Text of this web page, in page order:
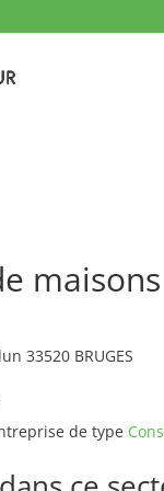
33520 BRUGES
de type